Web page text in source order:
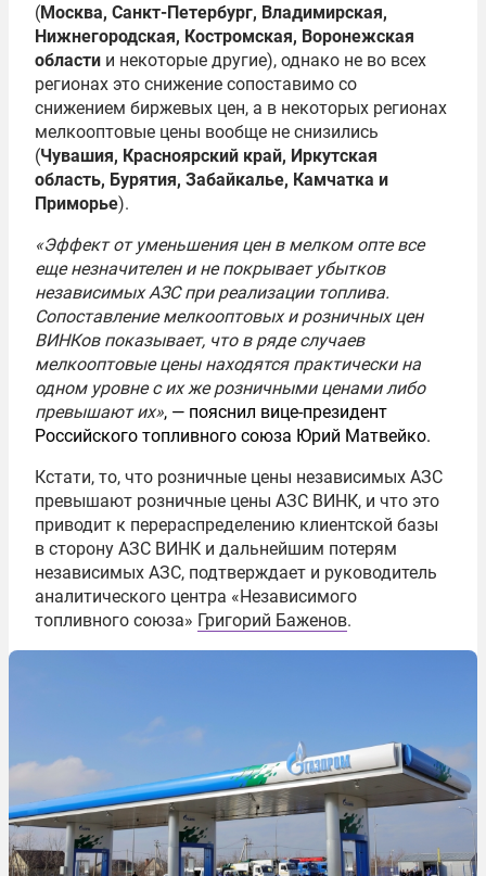
(Москва, Санкт-Петербург, Владимирская,
Нижнегородская, Костромская, Воронежская
области и некоторые другие), однако не во всех
регионах это снижение сопоставимо со
снижением биржевых цен, а в некоторых регионах
мелкооптовые цены вообще не снизились
(Чувашия, Красноярский край, Иркутская
область, Бурятия, Забайкалье, Камчатка и
Приморье).
«Эффект от уменьшения цен в мелком опте все
еще незначителен и не покрывает убытков
независимых АЗС при реализации топлива.
Сопоставление мелкооптовых и розничных цен
ВИНКов показывает, что в ряде случаев
мелкооптовые цены находятся практически на
одном уровне с их же розничными ценами либо
превышают их», — пояснил вице-президент
Российского топливного союза Юрий Матвейко.
Кстати, то, что розничные цены независимых АЗС
превышают розничные цены АЗС ВИНК, и что это
приводит к перераспределению клиентской базы
в сторону АЗС ВИНК и дальнейшим потерям
независимых АЗС, подтверждает и руководитель
аналитического центра «Независимого
топливного союза» Григорий Баженов.